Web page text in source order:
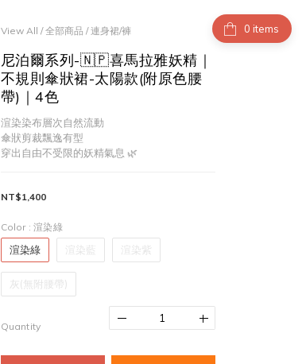
items
View All /全部商品 /連身裙/褲
尼泊爾系列-🇳🇵喜馬拉雅妖精｜
不規則傘狀裙-太陽款(附原色腰
帶)｜4色
渲染染布層次自然流動
傘狀剪裁飄逸有型
穿出自由不受限的妖精氣息 🌿
NT$1,400
Color : 渲染綠
渲染綠 渲染藍 渲染紫
灰(無附腰帶)
Quantity